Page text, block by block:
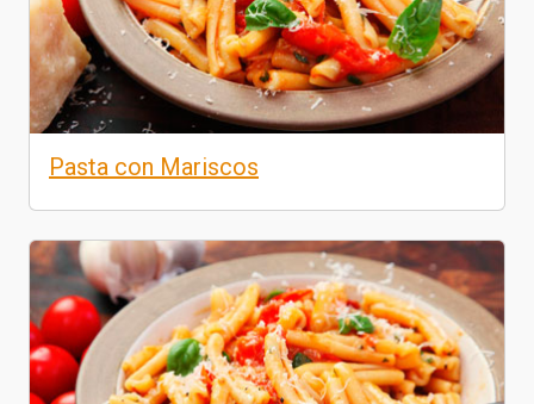
Pasta con Mariscos